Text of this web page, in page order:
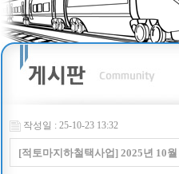
작성일 : 25-10-23 13:32
[적토마지하철택사업] 2025년 10월